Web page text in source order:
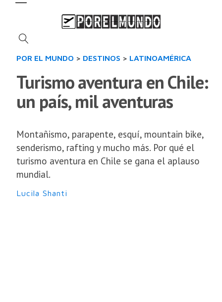
POR EL MUNDO > DESTINOS > LATINOAMÉRICA
Turismo aventura en Chile:
un país, mil aventuras
Montañismo, parapente, esquí, mountain bike,
senderismo, rafting y mucho más. Por qué el
turismo aventura en Chile se gana el aplauso
mundial.
Lucila Shanti